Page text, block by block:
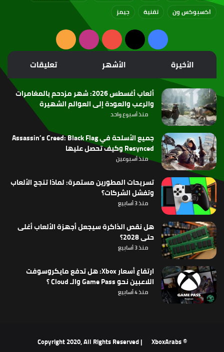
اكسبوكس ون
تقنية جيمز
فيسبوك
‫X
‫YouTubeانستقرامملخص
الموقع
RSS
الأخيرة الأشهر تعليقات
ألعاب أغسطس 2026: شهر مزدحم بالمغامرات
والرعب والعودة إلى العوالم الشهيرة
منذ أسبوع واحد
جميع الأسلحة في Assassin’s Creed: Black Flag
Resynced وكيف تحصل عليها
منذ أسبوعين
تسريحات المطورين مستمرة: لماذا تنجح الألعاب
وتفشل الشركات؟
منذ 3 أسابيع
هل نقص الذاكرة سيجعل أجهزة الألعاب أغلى
حتى 2028؟
منذ 3 أسابيع
ارتفاع أسعار Xbox: هل تدفع مايكروسوفت
اللاعبين نحو Game Pass والـ Cloud ؟
منذ 4 أسابيع
© Copyright 2020, All Rights Reserved |
XboxArabs